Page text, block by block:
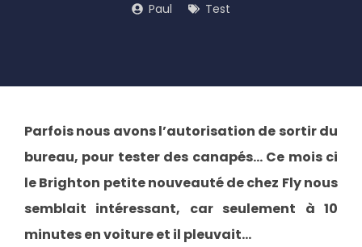
Paul Test
Parfois nous avons l’autorisation de sortir du
bureau, pour tester des canapés… Ce mois ci
le Brighton petite nouveauté de chez Fly nous
semblait intéressant, car seulement à 10
minutes en voiture et il pleuvait…